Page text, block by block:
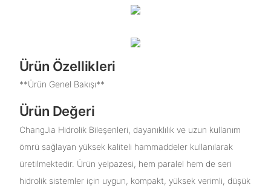
Ürün Özellikleri
**Ürün Genel Bakışı**
Ürün Değeri
ChangJia Hidrolik Bileşenleri, dayanıklılık ve uzun kullanım
ömrü sağlayan yüksek kaliteli hammaddeler kullanılarak
üretilmektedir. Ürün yelpazesi, hem paralel hem de seri
hidrolik sistemler için uygun, kompakt, yüksek verimli, düşük